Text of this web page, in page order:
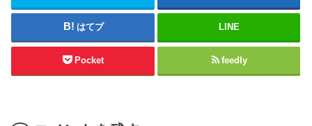
はてブ LINE
Pocket feedly